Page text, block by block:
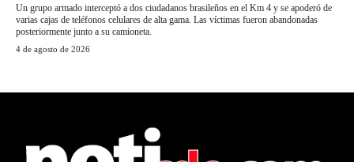
Un grupo armado interceptó a dos ciudadanos brasileños en el Km 4 y se apoderó de
varias cajas de teléfonos celulares de alta gama. Las víctimas fueron abandonadas
posteriormente junto a su camioneta.
4 de agosto de 2026